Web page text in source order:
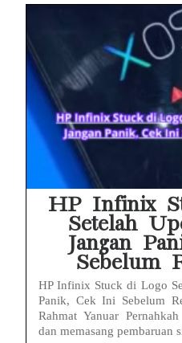
HP Infinix
Setelah
Jangan
Sebelum
HP Infinix Stuck di Logo
Panik, Cek Ini Sebelum
Rahmat Yanuar
dan memasang pembaruan